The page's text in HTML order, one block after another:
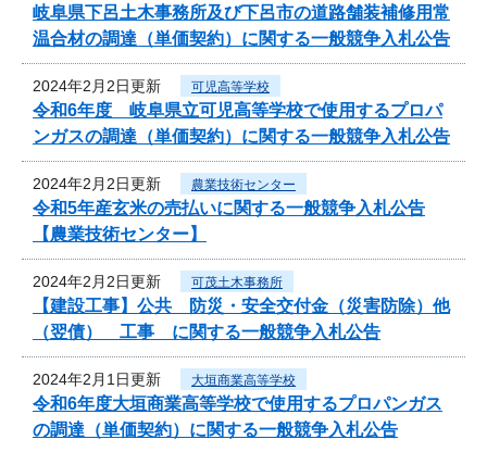
岐阜県下呂土木事務所及び下呂市の道路舗装補修用常
温合材の調達（単価契約）に関する一般競争入札公告
2024年2月2日更新 可児高等学校
令和6年度 岐阜県立可児高等学校で使用するプロパ
ンガスの調達（単価契約）に関する一般競争入札公告
2024年2月2日更新 農業技術センター
令和5年産玄米の売払いに関する一般競争入札公告
【農業技術センター】
2024年2月2日更新 可茂土木事務所
【建設工事】公共 防災・安全交付金（災害防除）他
（翌債） 工事 に関する一般競争入札公告
2024年2月1日更新 大垣商業高等学校
令和6年度大垣商業高等学校で使用するプロパンガス
の調達（単価契約）に関する一般競争入札公告